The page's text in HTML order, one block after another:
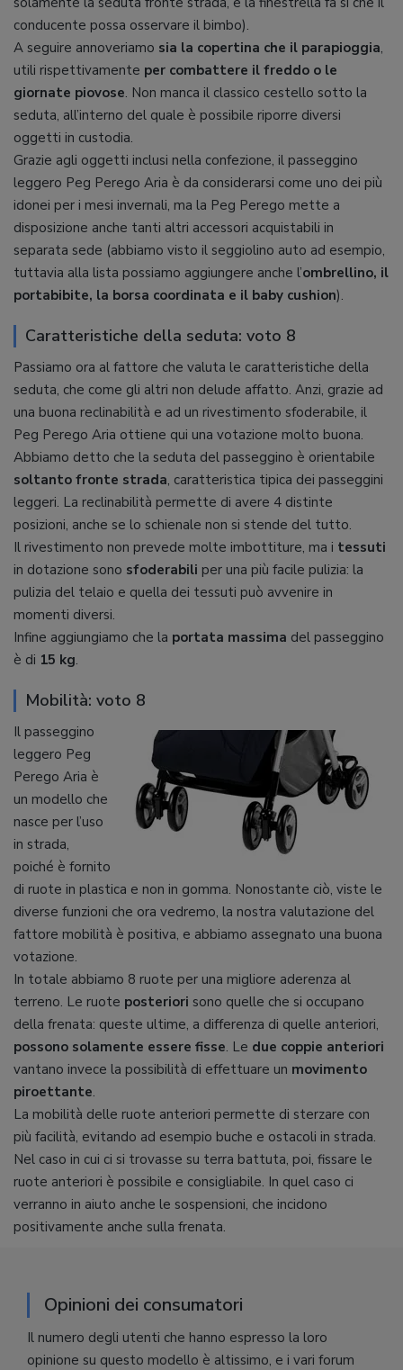
conducente possa osservare il bimbo).
A seguire annoveriamo sia la copertina che il parapioggia,
utili rispettivamente per combattere il freddo o le
giornate piovose. Non manca il classico cestello sotto la
seduta, all’interno del quale è possibile riporre diversi
oggetti in custodia.
Grazie agli oggetti inclusi nella confezione, il passeggino
leggero Peg Perego Aria è da considerarsi come uno dei più
idonei per i mesi invernali, ma la Peg Perego mette a
disposizione anche tanti altri accessori acquistabili in
separata sede (abbiamo visto il seggiolino auto ad esempio,
tuttavia alla lista possiamo aggiungere anche l’ombrellino, il
portabibite, la borsa coordinata e il baby cushion).
Caratteristiche della seduta: voto 8
Passiamo ora al fattore che valuta le caratteristiche della
seduta, che come gli altri non delude affatto. Anzi, grazie ad
una buona reclinabilità e ad un rivestimento sfoderabile, il
Peg Perego Aria ottiene qui una votazione molto buona.
Abbiamo detto che la seduta del passeggino è orientabile
soltanto fronte strada, caratteristica tipica dei passeggini
leggeri. La reclinabilità permette di avere 4 distinte
posizioni, anche se lo schienale non si stende del tutto.
Il rivestimento non prevede molte imbottiture, ma i tessuti
in dotazione sono sfoderabili per una più facile pulizia: la
pulizia del telaio e quella dei tessuti può avvenire in
momenti diversi.
Infine aggiungiamo che la portata massima del passeggino
è di 15 kg.
Mobilità: voto 8
Il passeggino
leggero Peg
Perego Aria è
un modello che
nasce per l’uso
in strada,
poiché è fornito
di ruote in plastica e non in gomma. Nonostante ciò, viste le
diverse funzioni che ora vedremo, la nostra valutazione del
fattore mobilità è positiva, e abbiamo assegnato una buona
votazione.
In totale abbiamo 8 ruote per una migliore aderenza al
terreno. Le ruote posteriori sono quelle che si occupano
della frenata: queste ultime, a differenza di quelle anteriori,
possono solamente essere fisse. Le due coppie anteriori
vantano invece la possibilità di effettuare un movimento
piroettante.
La mobilità delle ruote anteriori permette di sterzare con
più facilità, evitando ad esempio buche e ostacoli in strada.
Nel caso in cui ci si trovasse su terra battuta, poi, fissare le
ruote anteriori è possibile e consigliabile. In quel caso ci
verranno in aiuto anche le sospensioni, che incidono
positivamente anche sulla frenata.
Opinioni dei consumatori
Il numero degli utenti che hanno espresso la loro
opinione su questo modello è altissimo, e i vari forum